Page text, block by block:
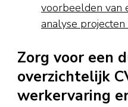
voorbeelden van
analyse
Zorg voor een
overzichtelijk
werkervaring